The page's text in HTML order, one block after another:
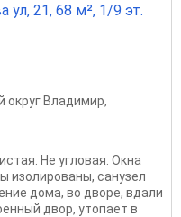
ул, 21, 68 м², 1/9 эт.
округ Владимир,
Не угловая. Окна
изолированы, санузел
дома, во дворе, вдали
двор, утопает в